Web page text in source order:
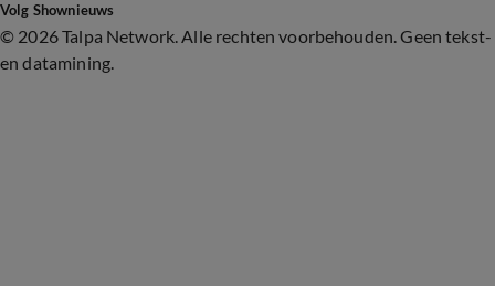
Volg Shownieuws
© 2026 Talpa Network. Alle rechten voorbehouden. Geen tekst-
en datamining.